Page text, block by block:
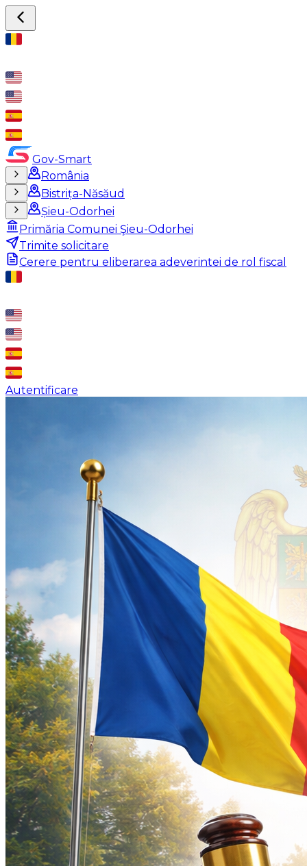
Gov-Smart
România
Bistrița-Năsăud
Șieu-Odorhei
Primăria Comunei Şieu-Odorhei
Trimite solicitare
Cerere pentru eliberarea adeverintei de rol fiscal
Autentificare